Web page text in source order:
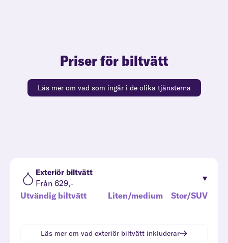
Priser för biltvätt
Läs mer om vad som ingår i de olika tjänsterna
Exteriör biltvätt
Från 629,-
Utvändig biltvätt
Liten/medium Stor/SUV
Läs mer om vad exteriör biltvätt inkluderar